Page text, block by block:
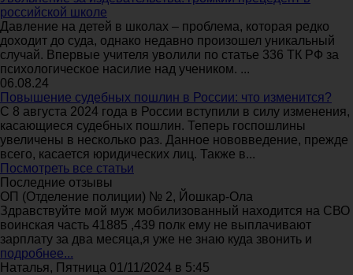
российской школе
Давление на детей в школах – проблема, которая редко
доходит до суда, однако недавно произошел уникальный
случай. Впервые учителя уволили по статье 336 ТК РФ за
психологическое насилие над учеником. ...
06.08.24
Повышение судебных пошлин в России: что изменится?
С 8 августа 2024 года в России вступили в силу изменения,
касающиеся судебных пошлин. Теперь госпошлины
увеличены в несколько раз. Данное нововведение, прежде
всего, касается юридических лиц. Также в...
Посмотреть все статьи
Последние отзывы
ОП (Отделение полиции) № 2, Йошкар-Ола
Здравствуйте мой муж мобилизованный находится на СВО
воинская часть 41885 ,439 полк ему не выплачивают
зарплату за два месяца,я уже не знаю куда звонить и
подробнее...
Наталья, Пятница 01/11/2024 в 5:45